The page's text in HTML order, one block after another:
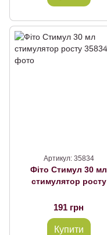
Артикул: 35834
Фіто Стимул 30 мл
стимулятор росту
191 грн
Купити